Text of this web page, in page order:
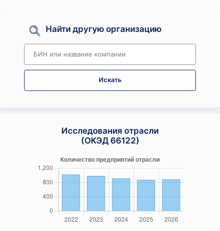
Найти другую организацию
Искать
Исследования отрасли
(ОКЭД 66122)